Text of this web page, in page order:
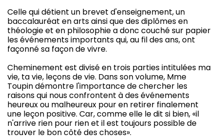
Celle qui détient un brevet d'enseignement, un
baccalauréat en arts ainsi que des diplômes en
théologie et en philosophie a donc couché sur papier
les événements importants qui, au fil des ans, ont
façonné sa façon de vivre.
Cheminement est divisé en trois parties intitulées ma
vie, ta vie, leçons de vie. Dans son volume, Mme
Toupin démontre l'importance de chercher les
raisons qui nous confrontent à des événements
heureux ou malheureux pour en retirer finalement
une leçon positive. Car, comme elle le dit si bien, «il
n'arrive rien pour rien et il est toujours possible de
trouver le bon côté des choses».